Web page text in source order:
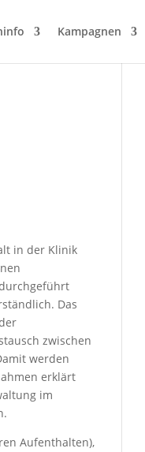
Kampagnen
in der Klinik
Das
zwischen
werden
erklärt
im
Aufenthalten),